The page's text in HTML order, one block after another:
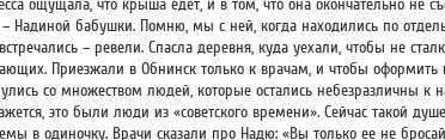
ощущала, что крыша едет, и в том, что она окончательно не
Надиной бабушки. Помню, мы с ней, когда находились по
– ревели. Спасла деревня, куда уехали, чтобы не
Приезжали в Обнинск только к врачам, и чтобы оформить
со множеством людей, которые остались небезразличны к
это были люди из «советского времени». Сейчас такой
в одиночку. Врачи сказали про Надю: «Вы только ее не